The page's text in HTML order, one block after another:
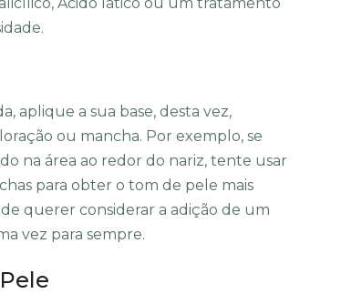
aplique a sua base, desta vez,
ou mancha. Por exemplo, se
na área ao redor do nariz, tente usar
para obter o tom de pele mais
querer considerar a adição de um
vez para sempre.